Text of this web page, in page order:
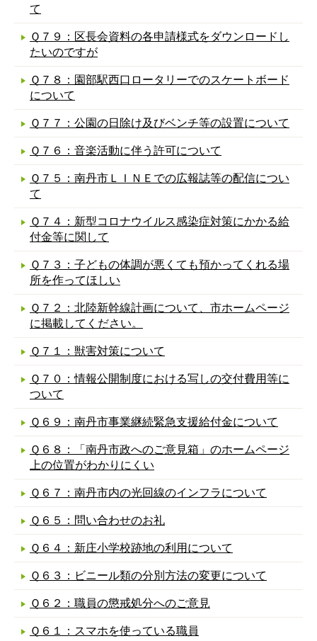
て
Ｑ７９：区長会資料の各申請様式をダウンロードし
たいのですが
Ｑ７８：園部駅西口ロータリーでのスケートボード
について
Ｑ７７：公園の日除け及びベンチ等の設置について
Ｑ７６：音楽活動に伴う許可について
Ｑ７５：南丹市ＬＩＮＥでの広報誌等の配信につい
て
Ｑ７４：新型コロナウイルス感染症対策にかかる給
付金等に関して
Ｑ７３：子どもの体調が悪くても預かってくれる場
所を作ってほしい
Ｑ７２：北陸新幹線計画について、市ホームページ
に掲載してください。
Ｑ７１：獣害対策について
Ｑ７０：情報公開制度における写しの交付費用等に
ついて
Ｑ６９：南丹市事業継続緊急支援給付金について
Ｑ６８：「南丹市政へのご意見箱」のホームページ
上の位置がわかりにくい
Ｑ６７：南丹市内の光回線のインフラについて
Ｑ６５：問い合わせのお礼
Ｑ６４：新庄小学校跡地の利用について
Ｑ６３：ビニール類の分別方法の変更について
Ｑ６２：職員の懲戒処分へのご意見
Ｑ６１：スマホを使っている職員